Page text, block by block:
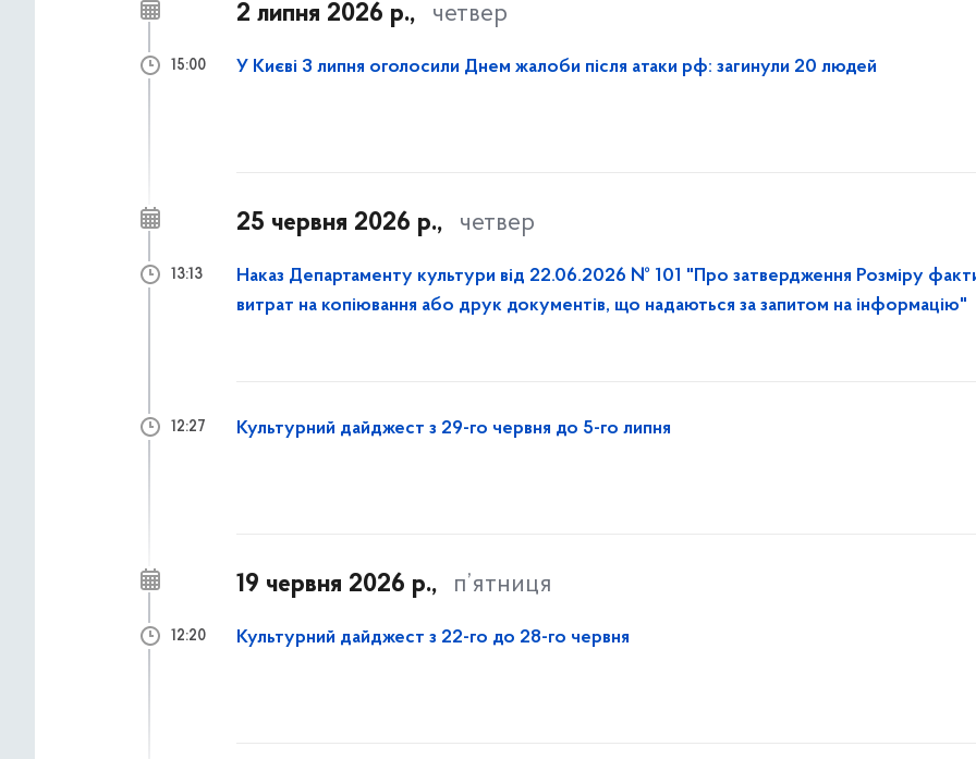
2 липня 2026 р., четвер
У Києві 3 липня оголосили Днем жалоби після атаки рф: загинули 20 людей
15:00
25 червня 2026 р., четвер
Наказ Департаменту культури від 22.06.2026 № 101 "Про затвердження Розміру
витрат на копіювання або друк документів, що надаються за запитом на інформацію"
13:13
Культурний дайджест з 29-го червня до 5-го липня
12:27
19 червня 2026 р., п’ятниця
Культурний дайджест з 22-го до 28-го червня
12:20